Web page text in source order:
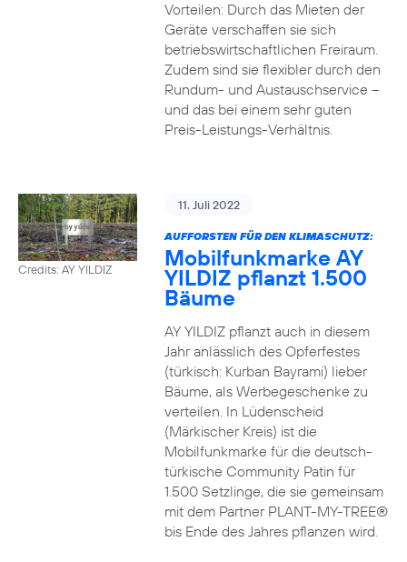
Vorteilen: Durch das Mieten der
Geräte verschaffen sie sich
betriebswirtschaftlichen Freiraum.
Zudem sind sie flexibler durch den
Rundum- und Austauschservice –
und das bei einem sehr guten
Preis-Leistungs-Verhältnis.
Credits: AY YILDIZ
11. Juli 2022
AUFFORSTEN FÜR DEN KLIMASCHUTZ:
Mobilfunkmarke AY
YILDIZ pflanzt 1.500
Bäume
AY YILDIZ pflanzt auch in diesem
Jahr anlässlich des Opferfestes
(türkisch: Kurban Bayrami) lieber
Bäume, als Werbegeschenke zu
verteilen. In Lüdenscheid
(Märkischer Kreis) ist die
Mobilfunkmarke für die deutsch-
türkische Community Patin für
1.500 Setzlinge, die sie gemeinsam
mit dem Partner PLANT-MY-TREE®
bis Ende des Jahres pflanzen wird.